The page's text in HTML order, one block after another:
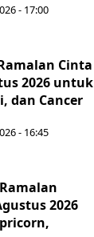
- 17:00
Cinta
2026 untuk
dan Cancer
- 16:45
2026